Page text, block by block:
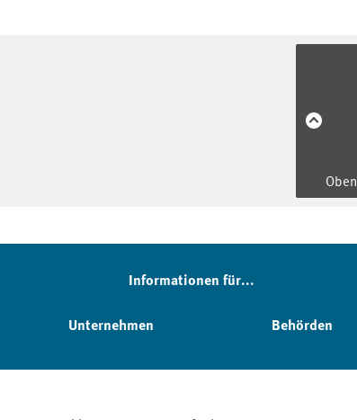
Oben
Informationen für...
Unternehmen Behörden